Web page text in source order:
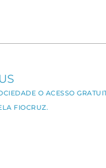
O ACESSO
FIOCRUZ.